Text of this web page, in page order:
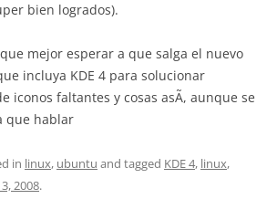
bien logrados).
mejor esperar a que salga el nuevo
incluya KDE 4 para solucionar
iconos faltantes y cosas asÃ­, aunque se
que hablar
in linux, ubuntu and tagged KDE 4, linux,
2008.